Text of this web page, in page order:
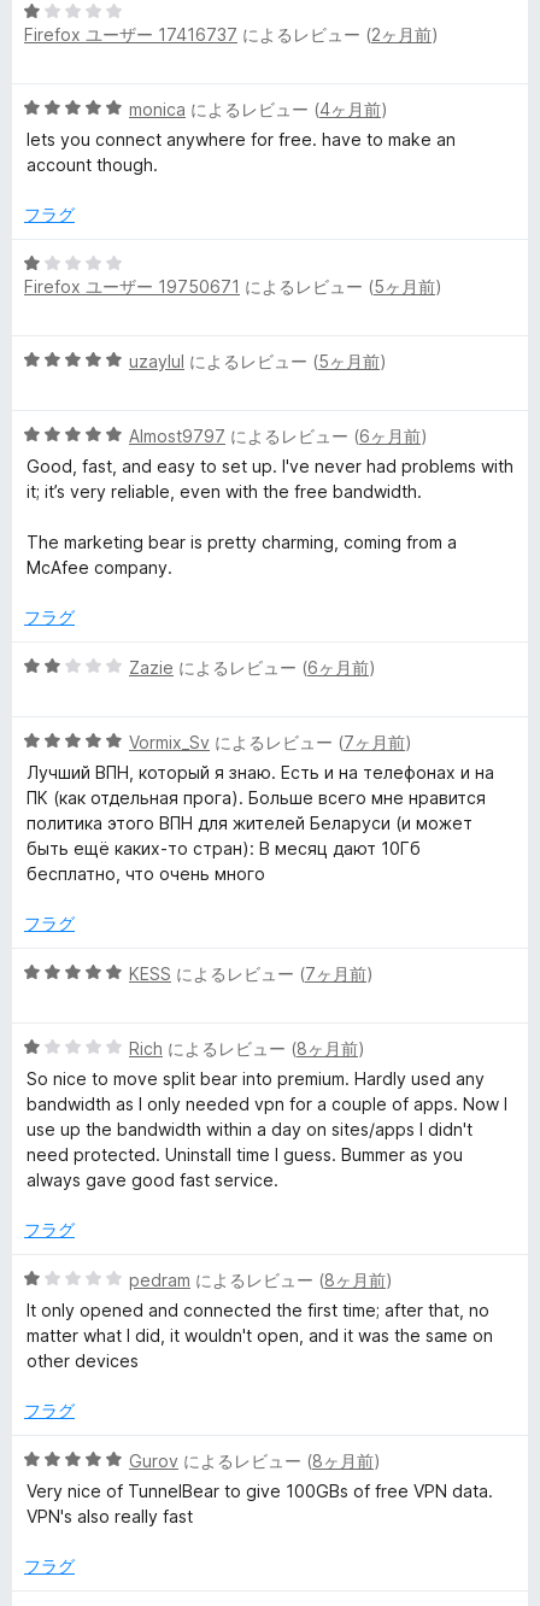
評
価
5
段
1
の
評
Firefox ユーザー 17416737 によるレビュー (2ヶ月前)
5
段
階
5
評
価
monica によるレビュー (4ヶ月前)
lets you connect anywhere for free. have to make an
account though.
フラグ
5
段
1
価
Firefox ユーザー 19750671 によるレビュー (5ヶ月前)
5
中
5
の
価
uzaylul によるレビュー (5ヶ月前)
5
段
階
5
の
価
Almost9797 によるレビュー (6ヶ月前)
Good, fast, and easy to set up. I've never had problems with
it; it’s very reliable, even with the free bandwidth.
The marketing bear is pretty charming, coming from a
McAfee company.
フラグ
5
中
2
の
評
価
Zazie によるレビュー (6ヶ月前)
5
段
階
中
5
の
価
Vormix_Sv によるレビュー (7ヶ月前)
Лучший ВПН, который я знаю. Есть и на телефонах и на
ПК (как отдельная прога). Больше всего мне нравится
политика этого ВПН для жителей Беларуси (и может
быть ещё каких-то стран): В месяц дают 10Гб
бесплатно, что очень много
フラグ
5
中
5
の
評
価
KESS によるレビュー (7ヶ月前)
5
段
階
中
1
の
価
Rich によるレビュー (8ヶ月前)
So nice to move split bear into premium. Hardly used any
bandwidth as I only needed vpn for a couple of apps. Now I
use up the bandwidth within a day on sites/apps I didn't
need protected. Uninstall time I guess. Bummer as you
always gave good fast service.
フラグ
5
段
階
中
の
価
pedram によるレビュー (8ヶ月前)
It only opened and connected the first time; after that, no
matter what I did, it wouldn't open, and it was the same on
other devices
フラグ
5
段
階
5
Gurov によるレビュー (8ヶ月前)
Very nice of TunnelBear to give 100GBs of free VPN data.
VPN's also really fast
フラグ